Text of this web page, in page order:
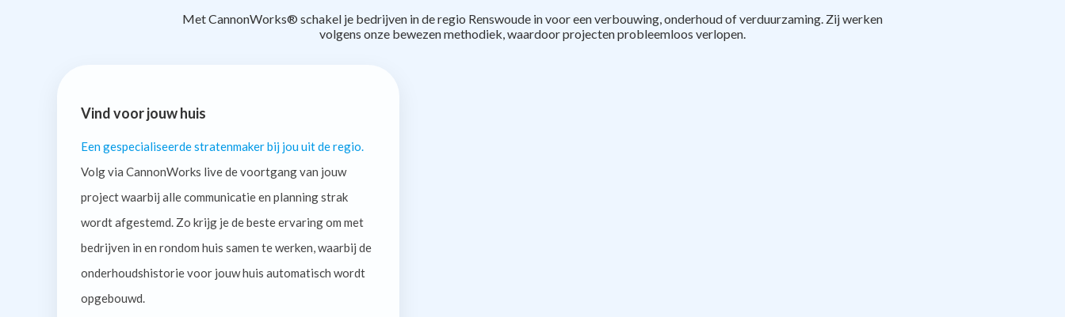
Met CannonWorks® schakel je bedrijven in de regio Renswoude in voor een verbouwing, onderhoud of verduurzaming. Zij werken
volgens onze bewezen methodiek, waardoor projecten probleemloos verlopen.
Vind voor jouw huis
Een gespecialiseerde stratenmaker bij jou uit de regio.
Volg via CannonWorks live de voortgang van jouw
project waarbij alle communicatie en planning strak
wordt afgestemd. Zo krijg je de beste ervaring om met
bedrijven in en rondom huis samen te werken, waarbij de
onderhoudshistorie voor jouw huis automatisch wordt
opgebouwd.